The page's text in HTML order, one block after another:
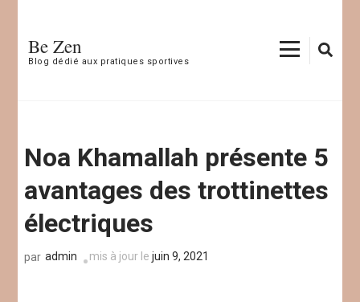
contenu
(Pressez
Be Zen
Blog dédié aux pratiques sportives
Noa Khamallah présente 5
avantages des trottinettes
électriques
par admin mis à jour lejuin 9, 2021